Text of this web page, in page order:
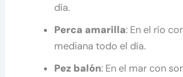
día.
Perca amarilla: En el río
mediana todo el día.
Pez balón: En el mar con